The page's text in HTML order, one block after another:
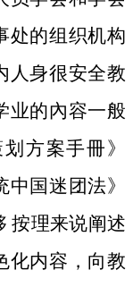
处的组织机构
人身很安全教
业的內容一般
方案手冊》
中国迷团法》
按理来说阐述
化内容，向教